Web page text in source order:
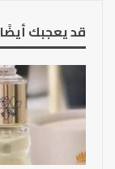
قد يعجبك أيضًا